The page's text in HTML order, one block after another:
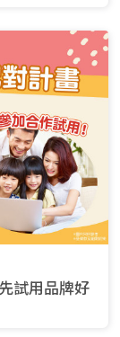
試用品牌好